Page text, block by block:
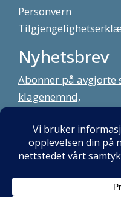
Personvern
Nyhetsbrev
Abonner på avgjorte
klagenemnd,